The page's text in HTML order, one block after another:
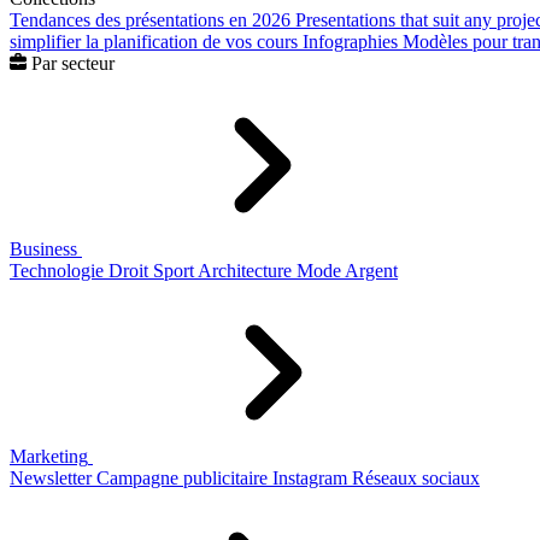
Tendances des présentations en 2026 Presentations that suit any
simplifier la planification de vos cours Infographies Modèles pour
Par secteur
Business
Technologie Droit Sport Architecture Mode Argent
Marketing
Newsletter Campagne publicitaire Instagram Réseaux sociaux